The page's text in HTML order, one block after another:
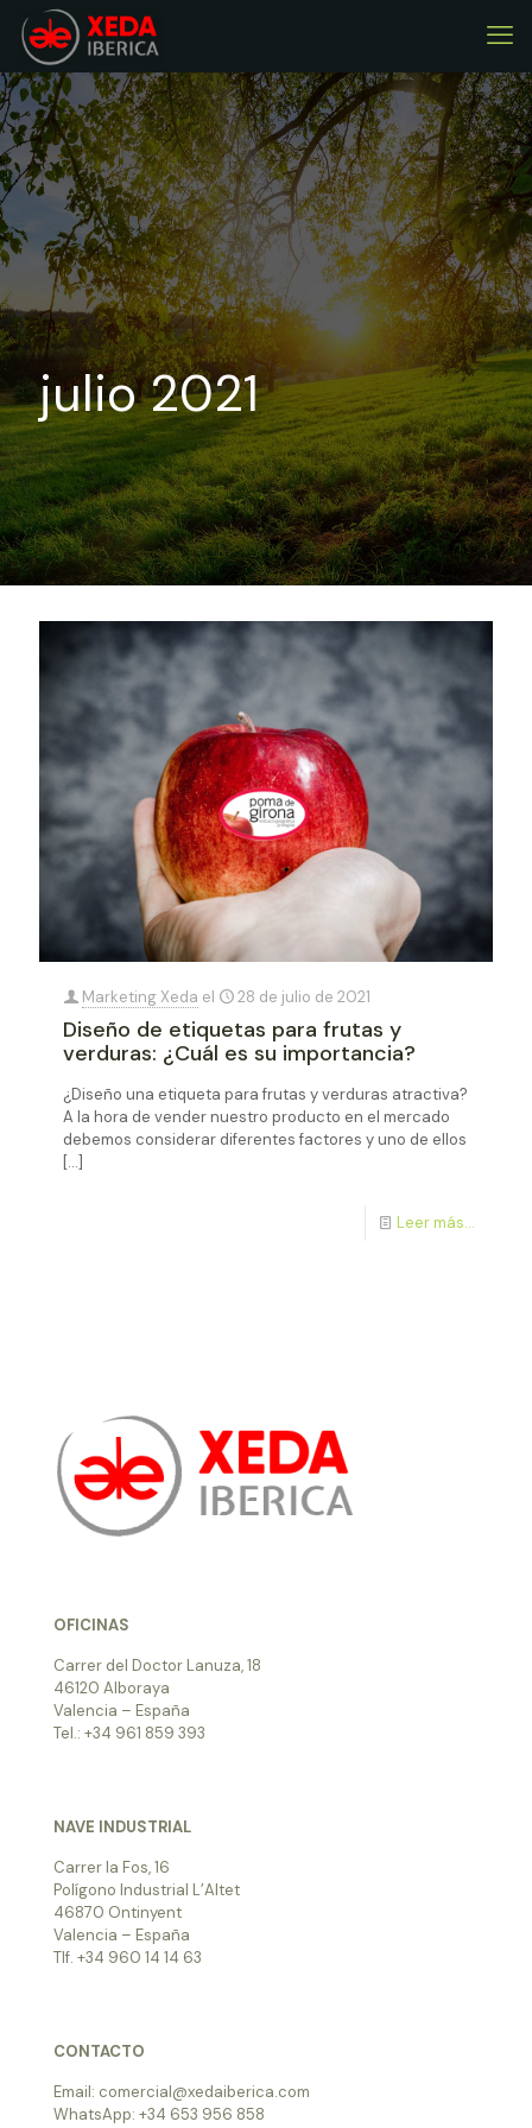
julio 2021
Marketing Xeda el 28 de julio de 2021
Diseño de etiquetas para frutas y
verduras: ¿Cuál es su importancia?
¿Diseño una etiqueta para frutas y verduras atractiva?
A la hora de vender nuestro producto en el mercado
debemos considerar diferentes factores y uno de ellos
[…]
Leer más...
OFICINAS
Carrer del Doctor Lanuza, 18
46120 Alboraya
Valencia – España
Tel.: +34 961 859 393
NAVE INDUSTRIAL
Carrer la Fos, 16
Polígono Industrial L’Altet
46870 Ontinyent
Valencia – España
Tlf. +34 960 14 14 63
CONTACTO
Email: comercial@xedaiberica.com
WhatsApp: +34 653 956 858